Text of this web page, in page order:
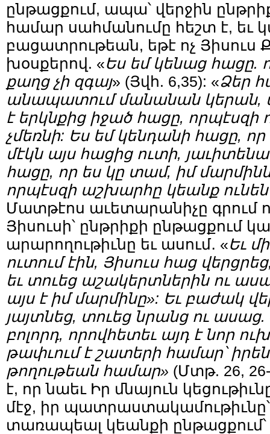
ընթացքում, ապա՝ վերջին
համար սահմանումը հեշտ է, եւ
բացատրութեան, եթէ ոչ Յիսուս
խօսքերով. «Ես եմ կենաց հացը.
քաղց չի զգայ» (Յվհ. 6,35): «Ձեր
անապատում մանանան կերան,
է երկնքից իջած հացը, որպէսզի
չմեռնի: Ես եմ կենդանի հացը,
մէկն այս հացից ուտի,
հացը, որ ես կը տամ, իմ
որպէսզի աշխարհը կեանք
Մատթէոս աւետարանիչը գրում
Յիսուսի՝ ընթրիքի ընթացքում
արարողութիւնը եւ ասում․ «Եւ
ուտում էին, Յիսուս հաց
եւ տուեց աշակերտներին ու
այս է իմ մարմինը»: Եւ բաժակ
յայտնեց, տուեց նրանց ու ասաց.
բոլորդ, որովհետեւ այդ է նոր
թափւում է շատերի համար՝
թողութեան համար» (Մտթ. 26,
է, որ նաեւ Իր մնայուն
մէջ, իր պատրաստակամութիւնը՝
տառապեալ կեանքի ընթացքում՝